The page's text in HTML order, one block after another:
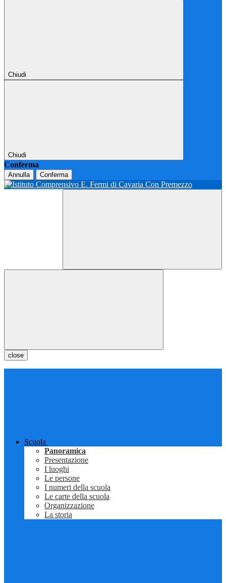
Chiudi
Chiudi
Conferma
Annulla Conferma
close
Scuola
Panoramica
Presentazione
I luoghi
Le persone
I numeri della scuola
Le carte della scuola
Organizzazione
La storia